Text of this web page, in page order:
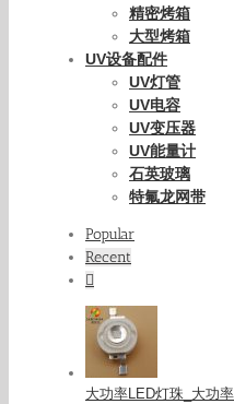
精密烤箱
大型烤箱
UV设备配件
UV灯管
UV电容
UV变压器
UV能量计
石英玻璃
特氟龙网带
Popular
Recent
大功率LED灯珠_大功